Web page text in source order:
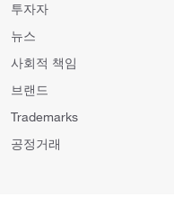
투자자
뉴스
사회적 책임
브랜드
Trademarks
공정거래